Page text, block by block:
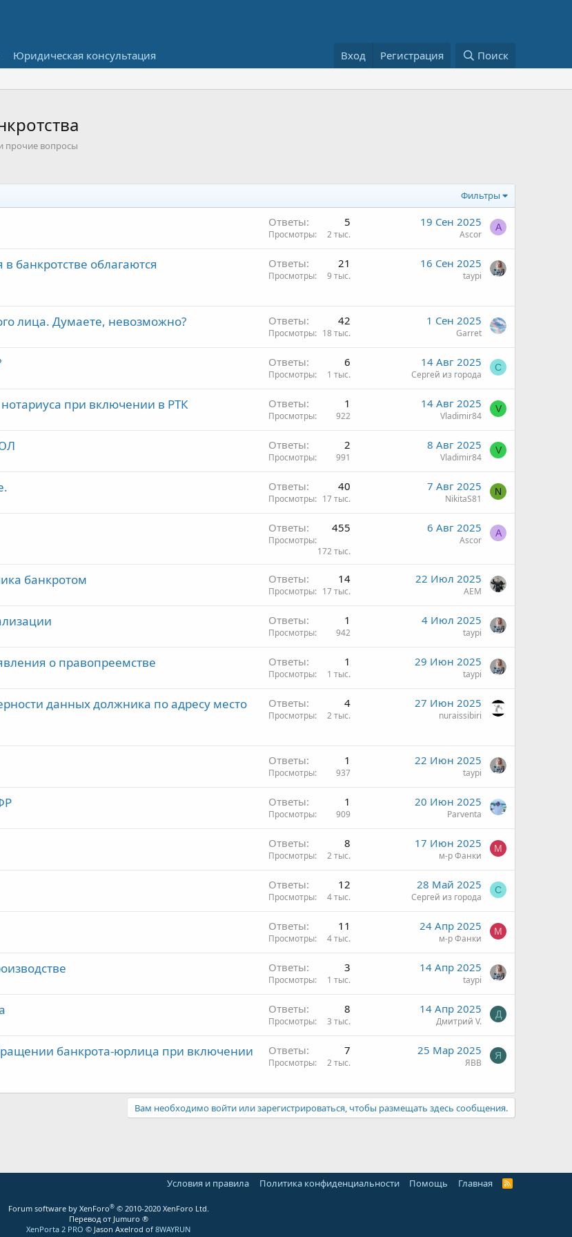
Юридическая консультация Вход Регистрация Поиск
прочие вопросы
Фильтры
Ответы 5
Просмотры 2 тыс.
19 Сен 2025
Ascor
A
банкротстве облагаются
Ответы 21
Просмотры 9 тыс.
16 Сен 2025
taypi
лица. Думаете, невозможно? Ответы 42
Просмотры 18 тыс.
1 Сен 2025
Garret
Ответы 6
Просмотры 1 тыс.
14 Авг 2025
Сергей из города
С
при включении в РТК Ответы 1
Просмотры 922
14 Авг 2025
Vladimir84
V
Ответы 2
Просмотры 991
8 Авг 2025
Vladimir84
V
Ответы 40
Просмотры 17 тыс.
7 Авг 2025
NikitaS81
N
Ответы 455
Просмотры
172 тыс.
6 Авг 2025
Ascor
A
банкротом Ответы 14
Просмотры 17 тыс.
22 Июл 2025
AEM
Ответы 1
Просмотры 942
4 Июл 2025
taypi
о правопреемстве Ответы 1
Просмотры 1 тыс.
29 Июн 2025
taypi
данных должника по адресу место
Ответы 4
Просмотры 2 тыс.
27 Июн 2025
nuraissibiri
Ответы 1
Просмотры 937
22 Июн 2025
taypi
Ответы 1
Просмотры 909
20 Июн 2025
Parventa
Ответы 8
Просмотры 2 тыс.
17 Июн 2025
м-р Фанки
М
Ответы 12
Просмотры 4 тыс.
28 Май 2025
Сергей из города
С
Ответы 11
Просмотры 4 тыс.
24 Апр 2025
м-р Фанки
М
Ответы 3
Просмотры 1 тыс.
14 Апр 2025
taypi
Ответы 8
Просмотры 3 тыс.
14 Апр 2025
Дмитрий V.
Д
банкрота-юрлица при включении
Ответы 7
Просмотры 2 тыс.
25 Мар 2025
ЯВВ
Я
Вам необходимо войти или зарегистрироваться, чтобы размещать здесь сообщения.
Условия и правила Политика конфиденциальности Помощь Главная
R
Forum software by XenForo® © 2010-2020 XenForo Ltd.
Перевод от Jumuro ®
XenPorta 2 PRO © Jason Axelrod of 8WAYRUN